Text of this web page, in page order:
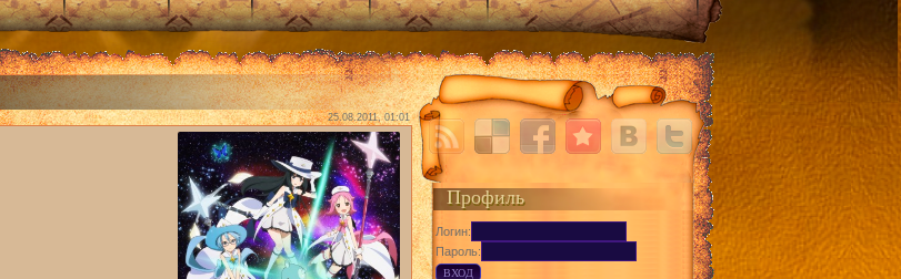
25.08.2011, 01:01
Профиль
Логин:
Пароль: